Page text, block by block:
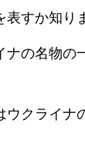
表すか知り
ナの名物の
ウクライナ